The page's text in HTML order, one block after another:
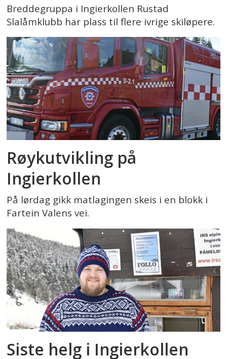
Breddegruppa i Ingierkollen Rustad
Slalåmklubb har plass til flere ivrige skiløpere.
Røykutvikling på
Ingierkollen
På lørdag gikk matlagingen skeis i en blokk i
Fartein Valens vei.
Siste helg i Ingierkollen